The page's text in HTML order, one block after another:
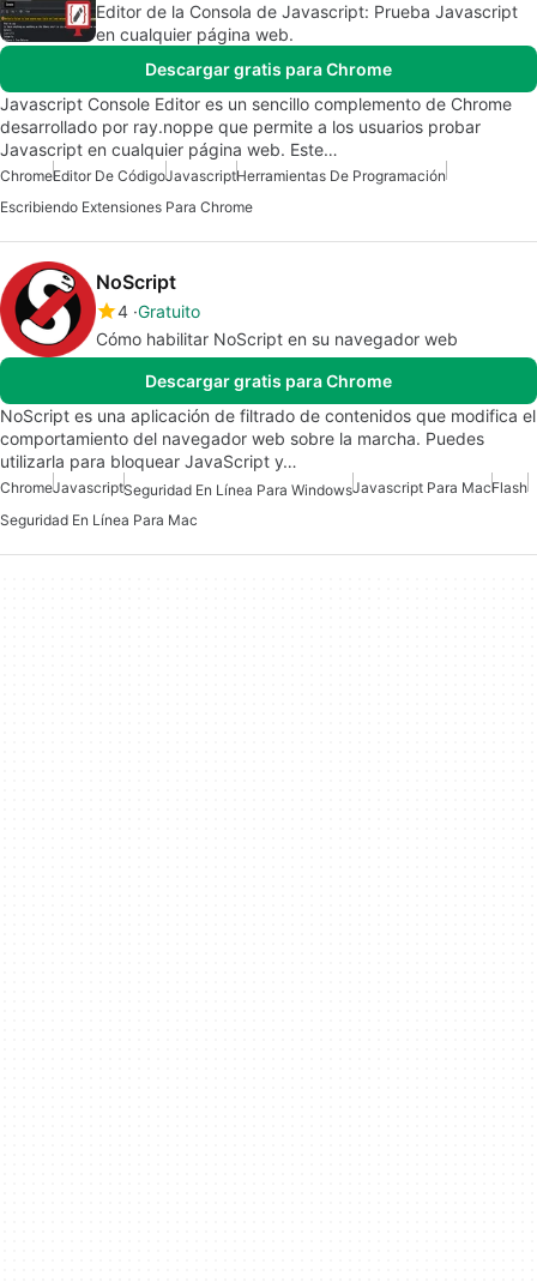
Editor de la Consola de Javascript: Prueba Javascript
en cualquier página web.
Descargar gratis para Chrome
Javascript Console Editor es un sencillo complemento de Chrome
desarrollado por ray.noppe que permite a los usuarios probar
Javascript en cualquier página web. Este…
ChromeEditor De CódigoJavascriptHerramientas De Programación
Escribiendo Extensiones Para Chrome
NoScript
4 Gratuito
Cómo habilitar NoScript en su navegador web
Descargar gratis para Chrome
NoScript es una aplicación de filtrado de contenidos que modifica el
comportamiento del navegador web sobre la marcha. Puedes
utilizarla para bloquear JavaScript y…
ChromeJavascriptSeguridad En Línea Para WindowsJavascript Para MacFlash
Seguridad En Línea Para Mac